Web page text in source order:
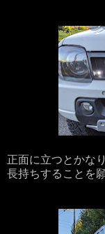
正面に立つとかな
長持ちすることを